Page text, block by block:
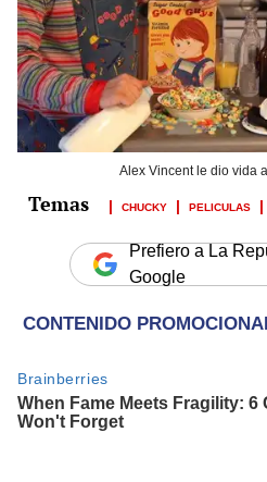
Alex Vincent le dio vida
CHUCKY PELICULAS
Prefiero a La
Google